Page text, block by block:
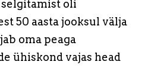
oli
50 aasta jooksul välja
oma peaga
ühiskond vajas head